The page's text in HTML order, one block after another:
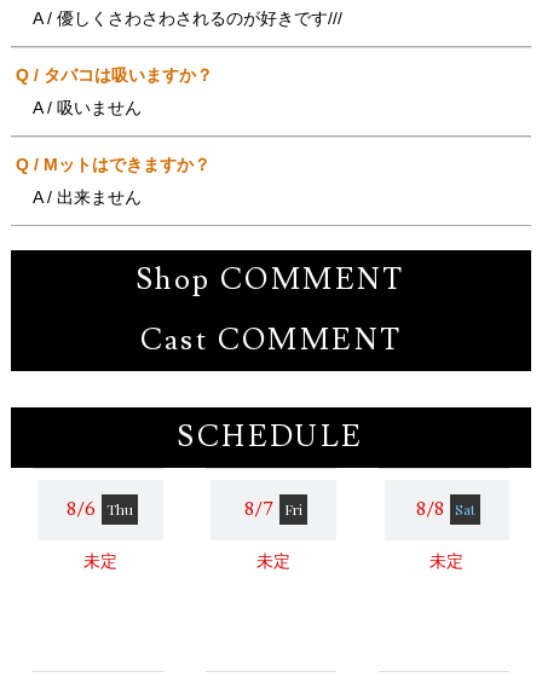
A / 優しくさわさわされるのが好きです///
Q / タバコは吸いますか？
A / 吸いません
Q / Mットはできますか？
A / 出来ません
Shop COMMENT
Cast COMMENT
SCHEDULE
8/6 Thu
未定
8/7 Fri
未定
8/8 Sat
未定